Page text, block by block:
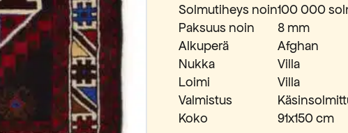
Solmutiheys noin100 000
Paksuus noin
8 mm
Alkuperä
Afghan
Nukka
Villa
Loimi
Villa
Valmistus
Koko
91x150 cm